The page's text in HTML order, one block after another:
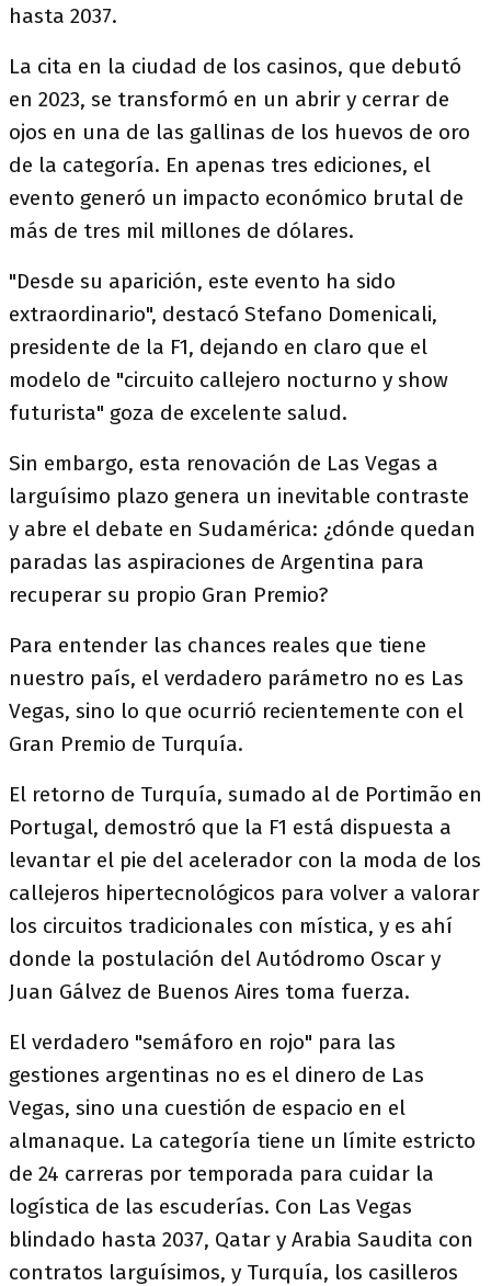
hasta 2037.
La cita en la ciudad de los casinos, que debutó
en 2023, se transformó en un abrir y cerrar de
ojos en una de las gallinas de los huevos de oro
de la categoría. En apenas tres ediciones, el
evento generó un impacto económico brutal de
más de tres mil millones de dólares.
"Desde su aparición, este evento ha sido
extraordinario", destacó Stefano Domenicali,
presidente de la F1, dejando en claro que el
modelo de "circuito callejero nocturno y show
futurista" goza de excelente salud.
Sin embargo, esta renovación de Las Vegas a
larguísimo plazo genera un inevitable contraste
y abre el debate en Sudamérica: ¿dónde quedan
paradas las aspiraciones de Argentina para
recuperar su propio Gran Premio?
Para entender las chances reales que tiene
nuestro país, el verdadero parámetro no es Las
Vegas, sino lo que ocurrió recientemente con el
Gran Premio de Turquía.
El retorno de Turquía, sumado al de Portimão en
Portugal, demostró que la F1 está dispuesta a
levantar el pie del acelerador con la moda de los
callejeros hipertecnológicos para volver a valorar
los circuitos tradicionales con mística, y es ahí
donde la postulación del Autódromo Oscar y
Juan Gálvez de Buenos Aires toma fuerza.
El verdadero "semáforo en rojo" para las
gestiones argentinas no es el dinero de Las
Vegas, sino una cuestión de espacio en el
almanaque. La categoría tiene un límite estricto
de 24 carreras por temporada para cuidar la
logística de las escuderías. Con Las Vegas
blindado hasta 2037, Qatar y Arabia Saudita con
contratos larguísimos, y Turquía, los casilleros